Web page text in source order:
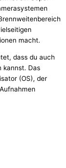
macht.
dass du auch
kannst. Das
(OS), der